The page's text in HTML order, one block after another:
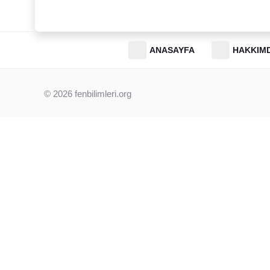
ANASAYFA
© 2026 fenbilimleri.org